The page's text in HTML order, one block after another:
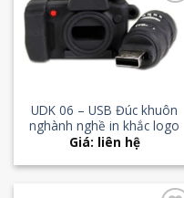
Add to
Wishlist
UDK 06 – USB Đúc khuôn
nghành nghề in khắc logo
Giá: liên hệ